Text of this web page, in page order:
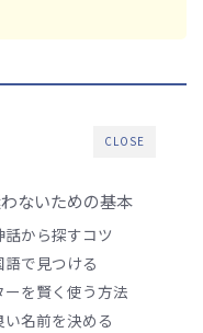
CLOSE
ないための基本
から探すコツ
で見つける
を賢く使う方法
名前を決める